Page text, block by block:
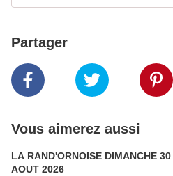
Partager
Vous aimerez aussi
LA RAND'ORNOISE DIMANCHE 30
AOUT 2026